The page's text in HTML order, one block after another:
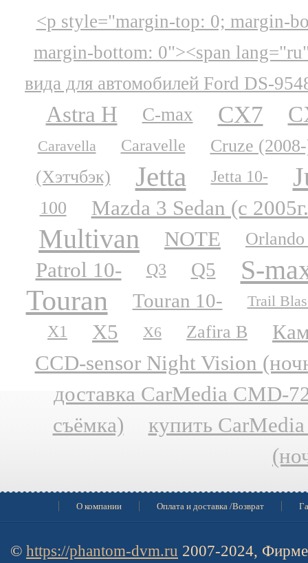
<p style="margin-top: 0; margin-
margin-bottom: 0"><span
вида для автомобилей Ford DS-
Astra H C-max CX7
Caravella Caravelle
Cruze
(Хэтчбэк)
Jetta Jetta 10-
100 Mazda 3 Sedan (с
Multivan NOTE
Patrol 10- Q3 Q5 S-
Touran Touran 10- Trail
X1 X5 X6 Zafira B
CCD-sensor Night Vision
доставка CarMedia CMD-
съёмка)
купить
О компании Оплата и доставка /Возврат
© https://phantom-dvm.ru 2007-2024,